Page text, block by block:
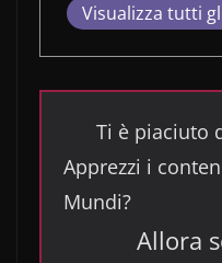
Visualizza tutti
Ti è piaciuto
Apprezzi i
Mundi?
Allora